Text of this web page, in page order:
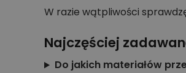
W razie wątpliwości
Najczęściej
Do jakich materiałów